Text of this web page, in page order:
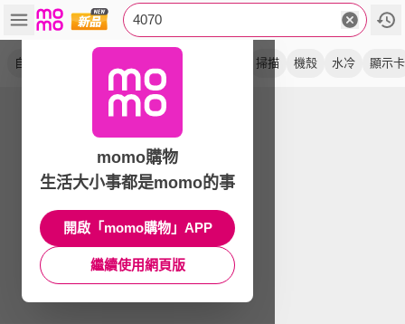
4070
自mo價 掃描 機殼 水冷 顯示卡
momo購物
生活大小事都是momo的事
開啟「momo購物」APP
繼續使用網頁版